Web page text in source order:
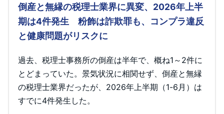
倒産と無縁の税理士業界に異変、2026年上半
期は4件発生 粉飾は詐欺罪も、コンプラ違反
と健康問題がリスクに
過去、税理士事務所の倒産は半年で、概ね1～2件に
とどまっていた。景気状況に相関せず、倒産と無縁
の税理士業界だったが、2026年上半期（1-6月）は
すでに4件発生した。